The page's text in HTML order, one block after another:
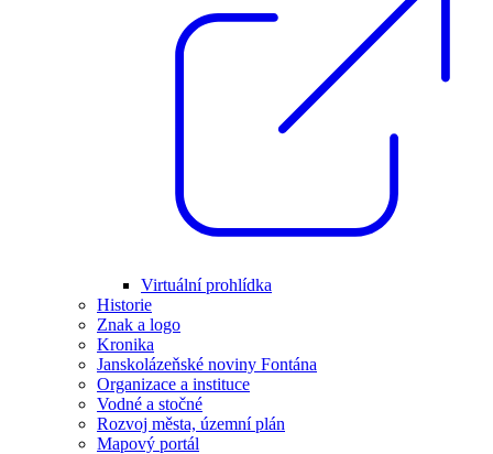
Virtuální prohlídka
Historie
Znak a logo
Kronika
Janskolázeňské noviny Fontána
Organizace a instituce
Vodné a stočné
Rozvoj města, územní plán
Mapový portál